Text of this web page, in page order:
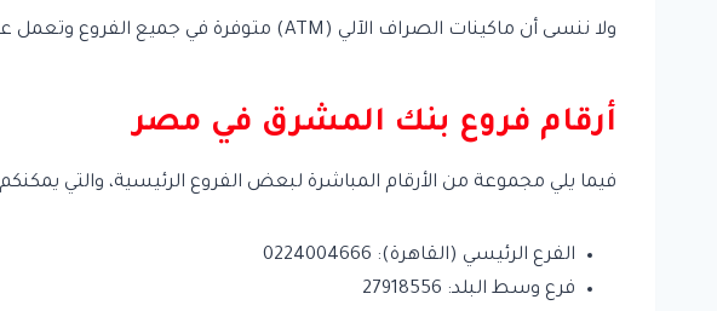
ولا ننسى أن ماكينات الصراف الآلي (ATM) متوفرة في جميع الفروع وتعمل على مدار اليوم لخدمة العملاء في أي وقت.
أرقام فروع بنك المشرق في مصر
فيما يلي مجموعة من الأرقام المباشرة لبعض الفروع الرئيسية، والتي
الفرع الرئيسي (القاهرة): 0224004666
فرع وسط البلد: 27918556